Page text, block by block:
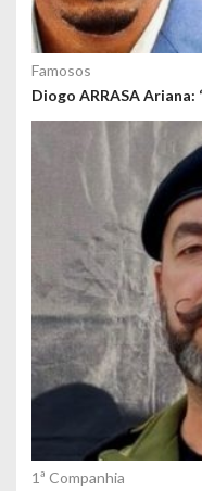
Famosos
Diogo ARRASA
1ª Companhia